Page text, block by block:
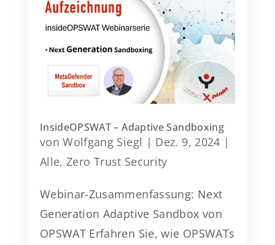
InsideOPSWAT – Adaptive Sandboxing
vonWolfgang Siegl | Dez. 9, 2024 |
Alle, Zero Trust Security
Webinar-Zusammenfassung: Next
Generation Adaptive Sandbox von
OPSWAT Erfahren Sie, wie OPSWATs